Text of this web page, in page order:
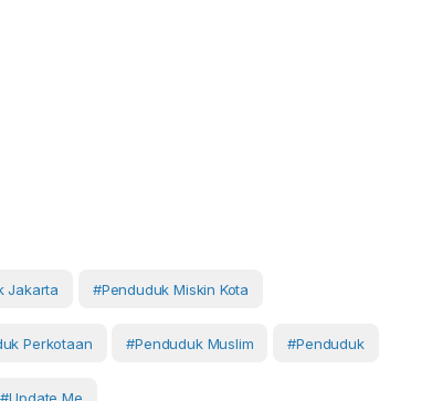
Jakarta #Penduduk Miskin Kota
Perkotaan #penduduk Muslim #Penduduk